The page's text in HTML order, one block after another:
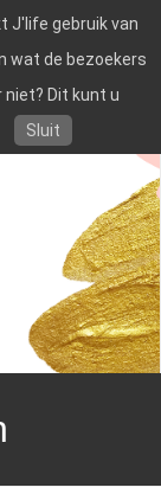
J'life gebruik van
wat de bezoekers
niet? Dit kunt u
Sluit